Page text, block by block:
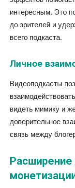
интересным. Это
до зрителей и
всего подкаста.
Личное
Видеоподкасты
видеть мимику и
доверительное
связь между